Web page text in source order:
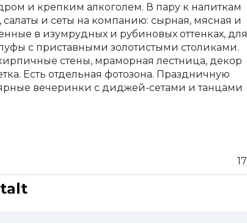
и крепким алкоголем. В пару к напиткам
и сеты на компанию: сырная, мясная и
в изумрудных и рубиновых оттенках, для
с приставными золотистыми столиками.
стены, мраморная лестница, декор
Есть отдельная фотозона. Праздничную
вечеринки с диджей-сетами и танцами
17